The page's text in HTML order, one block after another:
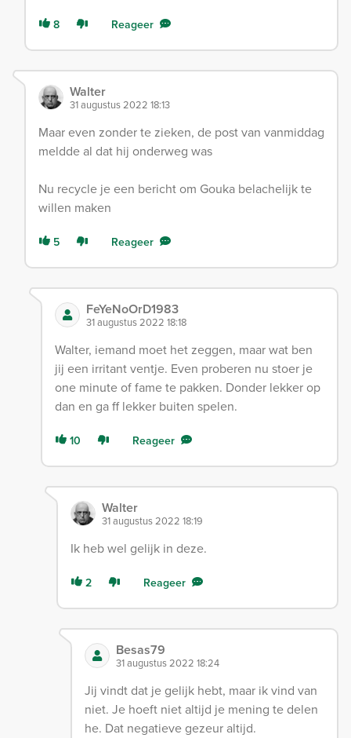
8 Reageer
Walter
31 augustus 2022 18:13
Maar even zonder te zieken, de post van vanmiddag
meldde al dat hij onderweg was
Nu recycle je een bericht om Gouka belachelijk te
willen maken
5 Reageer
FeYeNoOrD1983
31 augustus 2022 18:18
Walter, iemand moet het zeggen, maar wat ben
jij een irritant ventje. Even proberen nu stoer je
one minute of fame te pakken. Donder lekker op
dan en ga ff lekker buiten spelen.
10 Reageer
Walter
31 augustus 2022 18:19
Ik heb wel gelijk in deze.
2 Reageer
Besas79
31 augustus 2022 18:24
Jij vindt dat je gelijk hebt, maar ik vind van
niet. Je hoeft niet altijd je mening te delen
he. Dat negatieve gezeur altijd.